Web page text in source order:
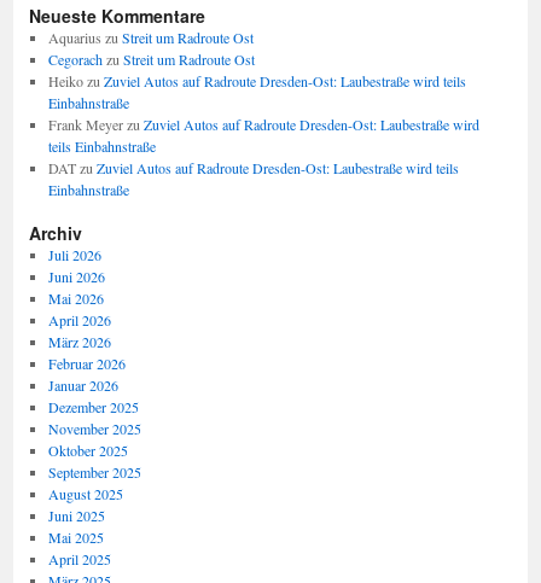
Neueste Kommentare
Aquarius zu Streit um Radroute Ost
Cegorachzu Streit um Radroute Ost
Heikozu Zuviel Autos auf Radroute Dresden-Ost: Laubestraße wird teils
Einbahnstraße
Frank Meyerzu Zuviel Autos auf Radroute Dresden-Ost: Laubestraße wird
teils Einbahnstraße
DATzu Zuviel Autos auf Radroute Dresden-Ost: Laubestraße wird teils
Einbahnstraße
Archiv
Juli 2026
Juni 2026
Mai 2026
April 2026
März 2026
Februar 2026
Januar 2026
Dezember 2025
November 2025
Oktober 2025
September 2025
August 2025
Juni 2025
Mai 2025
April 2025